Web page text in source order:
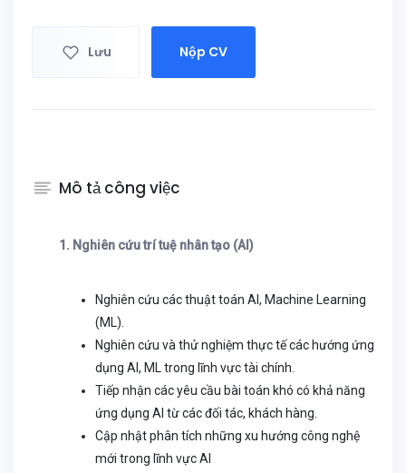
Lưu Nộp CV
Mô tả công việc
1. Nghiên cứu trí tuệ nhân tạo (AI)
Nghiên cứu các thuật toán AI, Machine Learning
(ML).
Nghiên cứu và thử nghiệm thực tế các hướng ứng
dụng AI, ML trong lĩnh vực tài chính.
Tiếp nhận các yêu cầu bài toán khó có khả năng
ứng dụng AI từ các đối tác, khách hàng.
Cập nhật phân tích những xu hướng công nghệ
mới trong lĩnh vực AI